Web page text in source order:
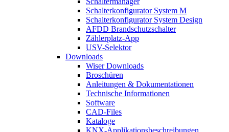
Schalterkonfigurator System M
Schalterkonfigurator System Design
AFDD Brandschutzschalter
Zählerplatz-App
USV-Selektor
Downloads
Wiser Downloads
Broschüren
Anleitungen & Dokumentationen
Technische Informationen
Software
CAD-Files
Kataloge
KNX-Applikationsbeschreibungen